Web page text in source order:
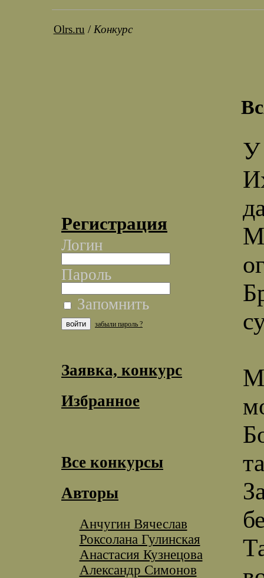
Olrs.ru / Конкурс
Регистрация
Логин
Пароль
Запомнить
забыли пароль ?
Заявка, конкурс
Избранное
Все конкурсы
Авторы
Анчугин Вячеслав
Роксолана Гулинская
Анастасия Кузнецова
Александр Симонов
У